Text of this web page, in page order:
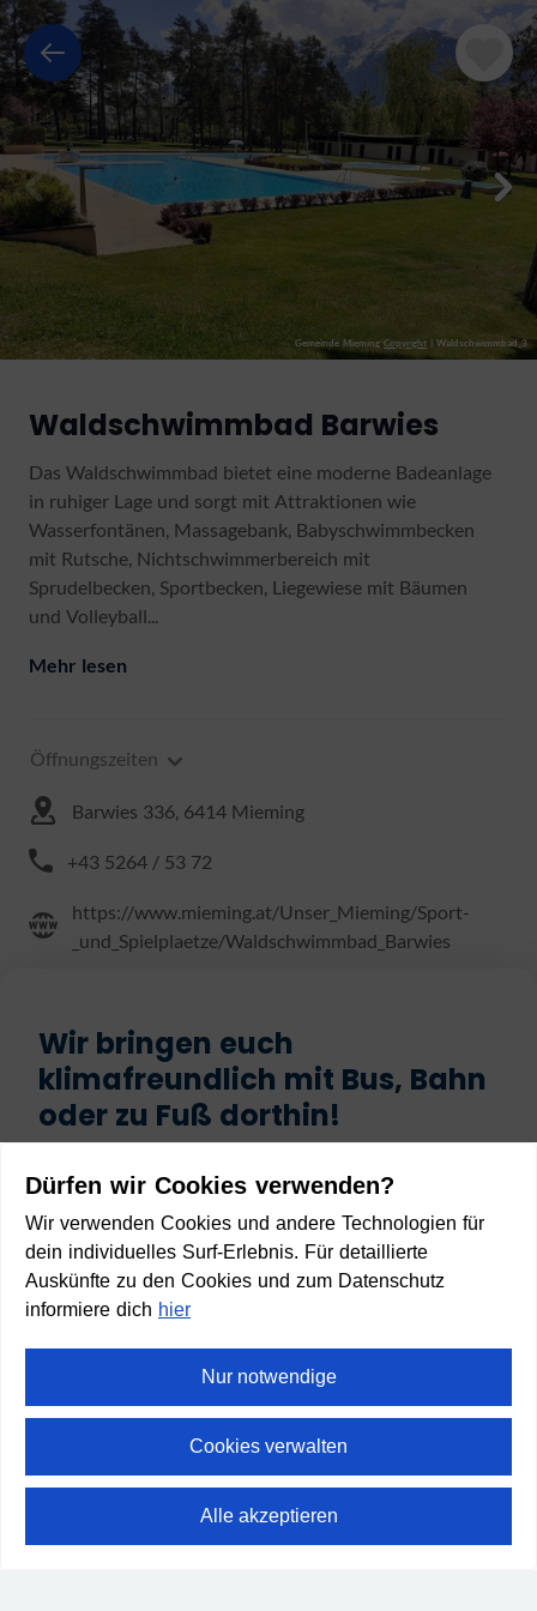
Gemeinde Mieming Copyright | Waldschwimmbad_3
Waldschwimmbad Barwies
Das Waldschwimmbad bietet eine moderne Badeanlage
in ruhiger Lage und sorgt mit Attraktionen wie
Wasserfontänen, Massagebank, Babyschwimmbecken
mit Rutsche, Nichtschwimmerbereich mit
Sprudelbecken, Sportbecken, Liegewiese mit Bäumen
und Volleyball...
Mehr lesen
Öffnungszeiten
Barwies 336, 6414 Mieming
+43 5264 / 53 72
https://www.mieming.at/Unser_Mieming/Sport-
_und_Spielplaetze/Waldschwimmbad_Barwies
Wir bringen euch
klimafreundlich mit Bus, Bahn
oder zu Fuß dorthin!
Start
Anreise planen
Vollbild
Dürfen wir Cookies verwenden?
Wir verwenden Cookies und andere Technologien für
dein individuelles Surf-Erlebnis. Für detaillierte
Auskünfte zu den Cookies und zum Datenschutz
informiere dich hier
Nur notwendige
Cookies verwalten
Alle akzeptieren